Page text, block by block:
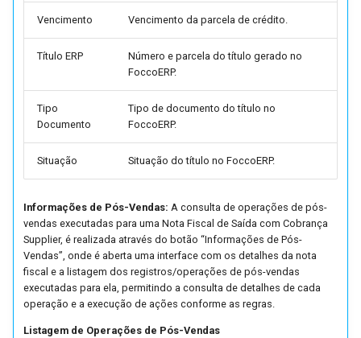
Assistência Técnica
Parâmetros de Pedidos de
Parâmetros da Emissão de
(FUTL0125 PLC3 PLC3)
Parâmetros do
da Expedição (FUTL0125
PLC)
Vencimento Vencimento da parcela de crédito.
Título ERP
Número e parcela do título gerado no
FoccoERP.
Tipo
Documento
Tipo de documento do título no
FoccoERP.
Situação Situação do título no FoccoERP.
Informações de Pós-Vendas: A consulta de operações de pós-
vendas executadas para uma Nota Fiscal de Saída com Cobrança
Supplier, é realizada através do botão “Informações de Pós-
Vendas”, onde é aberta uma interface com os detalhes da nota
fiscal e a listagem dos registros/operações de pós-vendas
executadas para ela, permitindo a consulta de detalhes de cada
operação e a execução de ações conforme as regras.
Listagem de Operações de Pós-Vendas